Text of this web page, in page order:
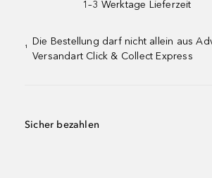
1–3 Werktage Lieferzeit
¹
Die Bestellung darf nicht allein aus
Versandart Click & Collect Express
Sicher bezahlen